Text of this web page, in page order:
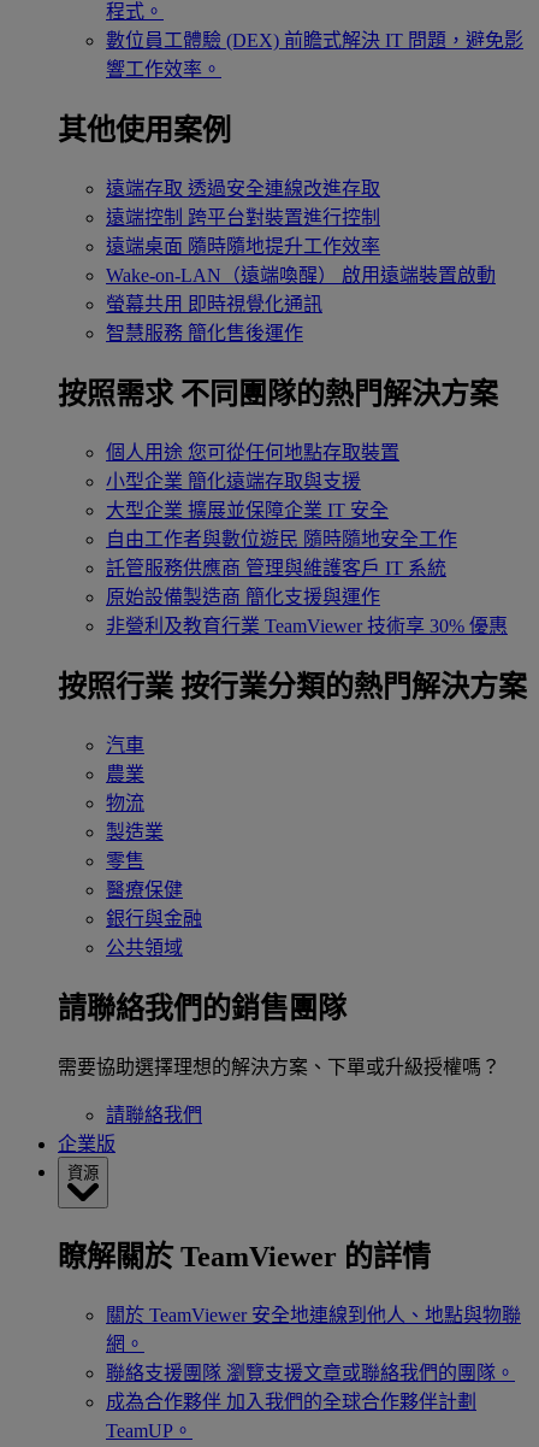
程式。
數位員工體驗 (DEX) 前瞻式解決 IT 問題，避免影
響工作效率。
其他使用案例
遠端存取 透過安全連線改進存取
遠端控制 跨平台對裝置進行控制
遠端桌面 隨時隨地提升工作效率
Wake-on-LAN（遠端喚醒）
啟用遠端裝置啟動
螢幕共用 即時視覺化通訊
智慧服務 簡化售後運作
按照需求 不同團隊的熱門解決方案
個人用途 您可從任何地點存取裝置
小型企業 簡化遠端存取與支援
大型企業 擴展並保障企業 IT 安全
自由工作者與數位遊民 隨時隨地安全工作
託管服務供應商 管理與維護客戶 IT 系統
原始設備製造商 簡化支援與運作
非營利及教育行業 TeamViewer 技術享 30% 優惠
按照行業 按行業分類的熱門解決方案
汽車
農業
物流
製造業
零售
醫療保健
銀行與金融
公共領域
請聯絡我們的銷售團隊
需要協助選擇理想的解決方案、下單或升級授權嗎？
請聯絡我們
企業版
資源
瞭解關於 TeamViewer 的詳情
關於 TeamViewer 安全地連線到他人、地點與物聯
網。
聯絡支援團隊 瀏覽支援文章或聯絡我們的團隊。
成為合作夥伴 加入我們的全球合作夥伴計劃
TeamUP。